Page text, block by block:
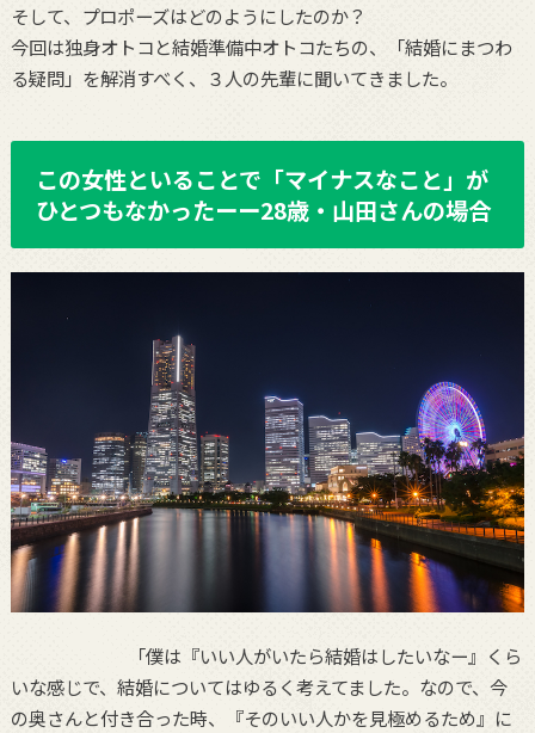
そして、プロポーズはどのようにしたのか？
今回は独身オトコと結婚準備中オトコたちの、「結婚にまつわ
る疑問」を解消すべく、３人の先輩に聞いてきました。
この女性といることで「マイナスなこと」が
ひとつもなかったーー28歳・山田さんの場合
「僕は『いい人がいたら結婚はしたいなー』くら
いな感じで、結婚についてはゆるく考えてました。なので、今
の奥さんと付き合った時、『そのいい人かを見極めるため』に